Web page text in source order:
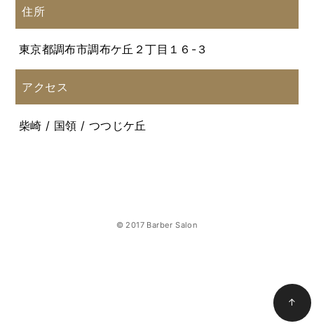
住所
東京都調布市調布ケ丘２丁目１６-３
アクセス
柴崎 / 国領 / つつじケ丘
© 2017 Barber Salon
↑